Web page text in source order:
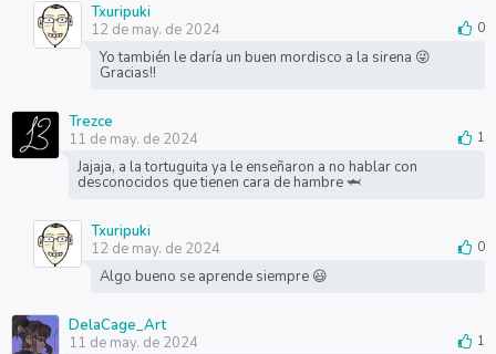
Txuripuki
12 de may. de 2024
0
Yo también le daría un buen mordisco a la sirena 😜
Gracias!!
Trezce
11 de may. de 2024
1
Jajaja, a la tortuguita ya le enseñaron a no hablar con
desconocidos que tienen cara de hambre 🦈
Txuripuki
12 de may. de 2024
0
Algo bueno se aprende siempre 😃
DelaCage_Art
11 de may. de 2024
1